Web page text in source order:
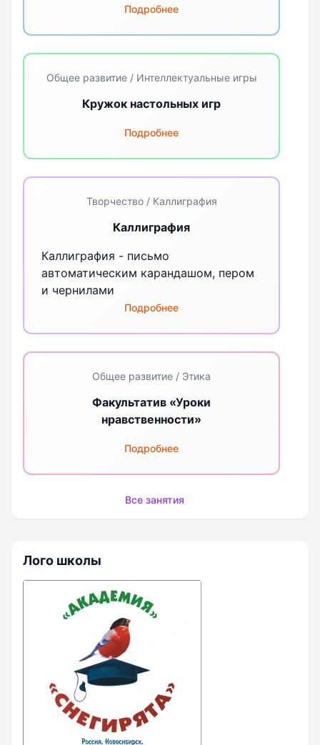
Подробнее
Общее развитие / Интеллектуальные игры
Кружок настольных игр
Подробнее
Творчество / Каллиграфия
Каллиграфия
Каллиграфия - письмо
автоматическим карандашом, пером
и чернилами
Подробнее
Общее развитие / Этика
Факультатив «Уроки
нравственности»
Подробнее
Все занятия
Лого школы